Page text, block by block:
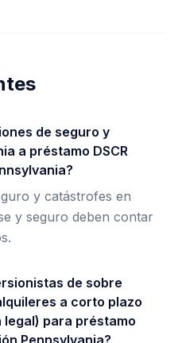
de seguro y
a préstamo DSCR
y catástrofes en
y seguro deben contar
de sobre
a corto plazo
para préstamo
Pennsylvania?